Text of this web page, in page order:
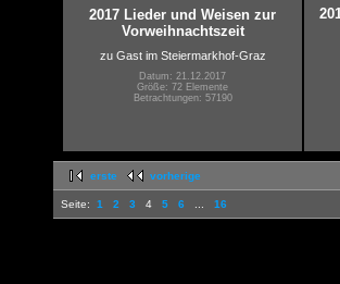
2017 Lieder und Weisen zur
Vorweihnachtszeit
zu Gast im Steiermarkhof-Graz
Datum: 21.12.2017
Größe: 72 Elemente
Betrachtungen: 57190
erste vorherige
Seite: 1 2 3 4 5 6 16